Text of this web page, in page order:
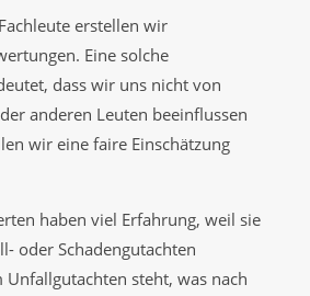
erstellen wir
Eine solche
dass wir uns nicht von
anderen Leuten beeinflussen
wir eine faire Einschätzung
haben viel Erfahrung, weil sie
oder Schadengutachten
Unfallgutachten steht, was nach